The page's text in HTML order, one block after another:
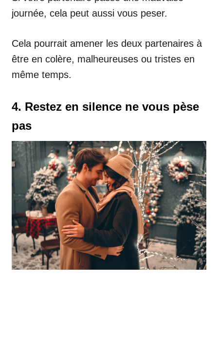
journée, cela peut aussi vous peser.
Cela pourrait amener les deux partenaires à
être en colère, malheureuses ou tristes en
même temps.
4. Restez en silence ne vous pèse
pas